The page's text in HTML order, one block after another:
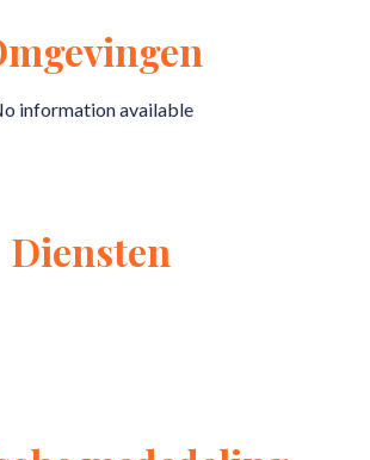
information available
Diensten